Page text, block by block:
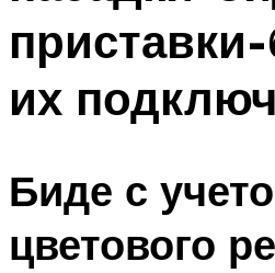
их
Биде с
цветового